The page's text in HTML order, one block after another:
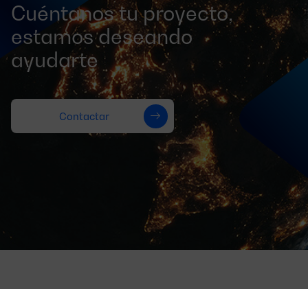
Cuéntanos tu proyecto,
estamos deseando
ayudarte
Contactar